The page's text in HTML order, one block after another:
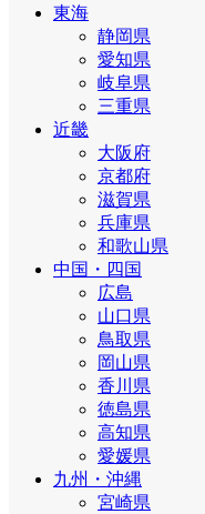
東海
静岡県
愛知県
岐阜県
三重県
近畿
大阪府
京都府
滋賀県
兵庫県
和歌山県
中国・四国
広島
山口県
鳥取県
岡山県
香川県
徳島県
高知県
愛媛県
九州・沖縄
宮崎県